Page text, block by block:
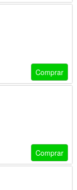
Comprar
Comprar